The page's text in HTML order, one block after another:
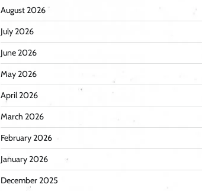
August 2026
July 2026
June 2026
May 2026
April 2026
March 2026
February 2026
January 2026
December 2025